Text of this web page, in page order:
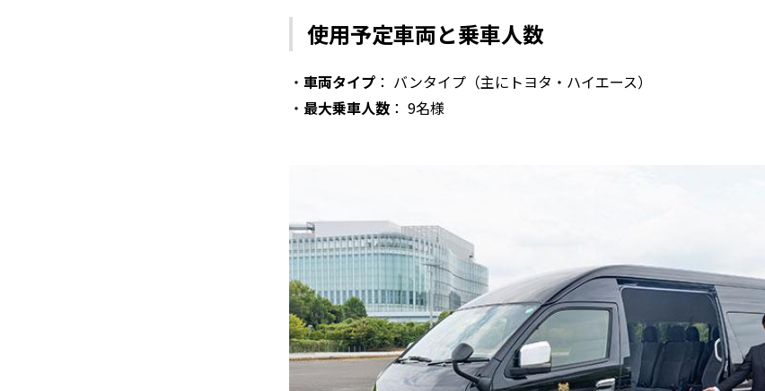
使用予定車両と乗車人数
・ 車両タイプ ： バンタイプ（主にトヨタ・ハイエース）
・ 最大乗車人数 ： 9名様